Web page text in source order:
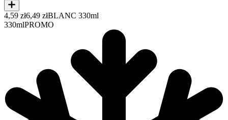
4,59 zł6,49 złBLANC 330ml
330mlPROMO